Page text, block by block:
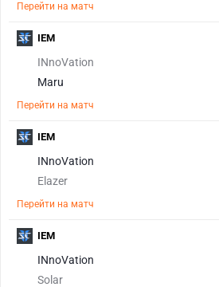
Перейти на матч
INnoVation
Maru
Перейти на матч
IEM
INnoVation
Elazer
Перейти на матч
IEM
INnoVation
Solar
IEM